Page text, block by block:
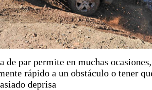
de par permite en muchas
rápido a un obstáculo o tener
deprisa